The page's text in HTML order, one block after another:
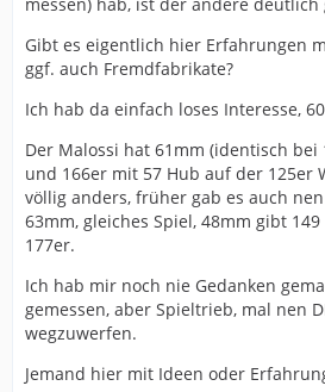
Gibt es eigentlich hier Erfahrungen
ggf. auch Fremdfabrikate?
Ich hab da einfach loses Interesse,
Der Malossi hat 61mm (identisch bei
und 166er mit 57 Hub auf der 125er
völlig anders, früher gab es auch
63mm, gleiches Spiel, 48mm gibt
177er.
Ich hab mir noch nie Gedanken
gemessen, aber Spieltrieb, mal nen
wegzuwerfen.
Jemand hier mit Ideen oder